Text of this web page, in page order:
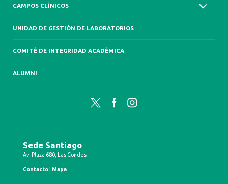
CAMPOS CLÍNICOS
UNIDAD DE GESTIÓN DE LABORATORIOS
COMITÉ DE INTEGRIDAD ACADÉMICA
ALUMNI
Twitter FacebookInstagram
Sede Santiago
Av. Plaza 680, Las Condes
Contacto Mapa